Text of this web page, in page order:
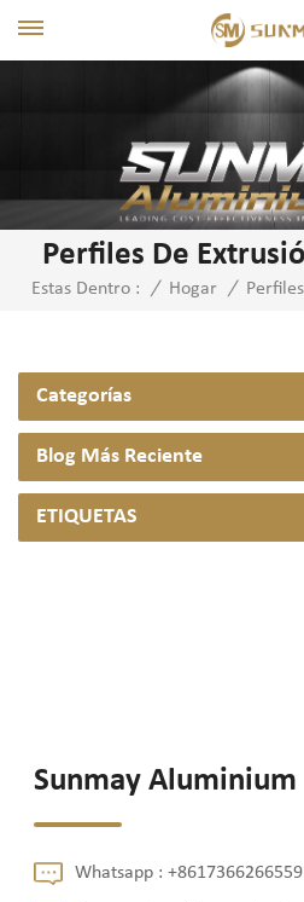
Perfiles De
Estas Dentro : / Hogar /
Categorías
Blog Más Reciente
ETIQUETAS
Sunmay Aluminium
Whatsapp :+8617366266559